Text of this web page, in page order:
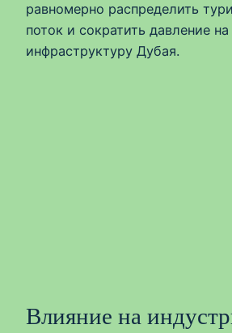
равномерно распределить
поток и сократить давление на
инфраструктуру Дубая.
Влияние на